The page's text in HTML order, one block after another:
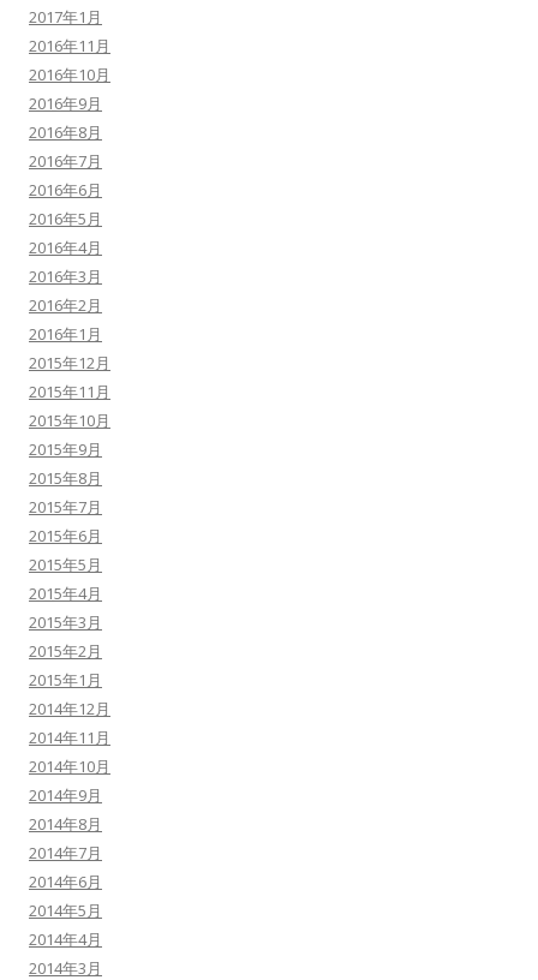
2017年1月
2016年11月
2016年10月
2016年9月
2016年8月
2016年7月
2016年6月
2016年5月
2016年4月
2016年3月
2016年2月
2016年1月
2015年12月
2015年11月
2015年10月
2015年9月
2015年8月
2015年7月
2015年6月
2015年5月
2015年4月
2015年3月
2015年2月
2015年1月
2014年12月
2014年11月
2014年10月
2014年9月
2014年8月
2014年7月
2014年6月
2014年5月
2014年4月
2014年3月